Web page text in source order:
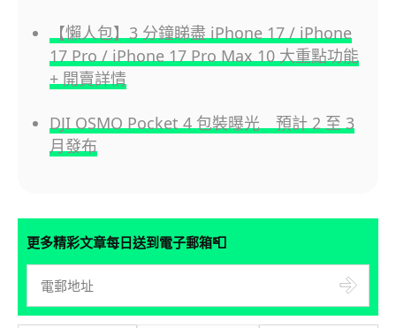
【懶人包】3 分鐘睇盡 iPhone 17 / iPhone
17 Pro / iPhone 17 Pro Max 10 大重點功能
+ 開賣詳情
DJI OSMO Pocket 4 包裝曝光 預計 2 至 3
月發布
更多精彩文章每日送到電子郵箱📮